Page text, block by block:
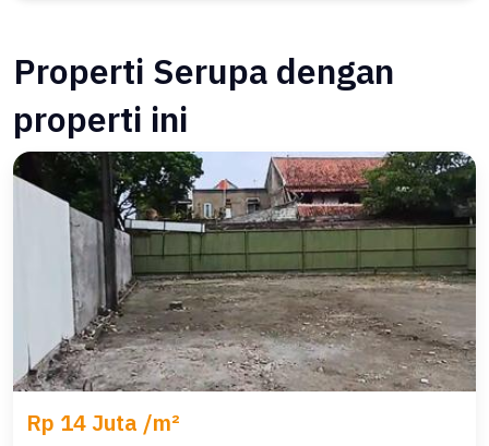
Properti Serupa dengan
properti ini
Rp 14 Juta /m²